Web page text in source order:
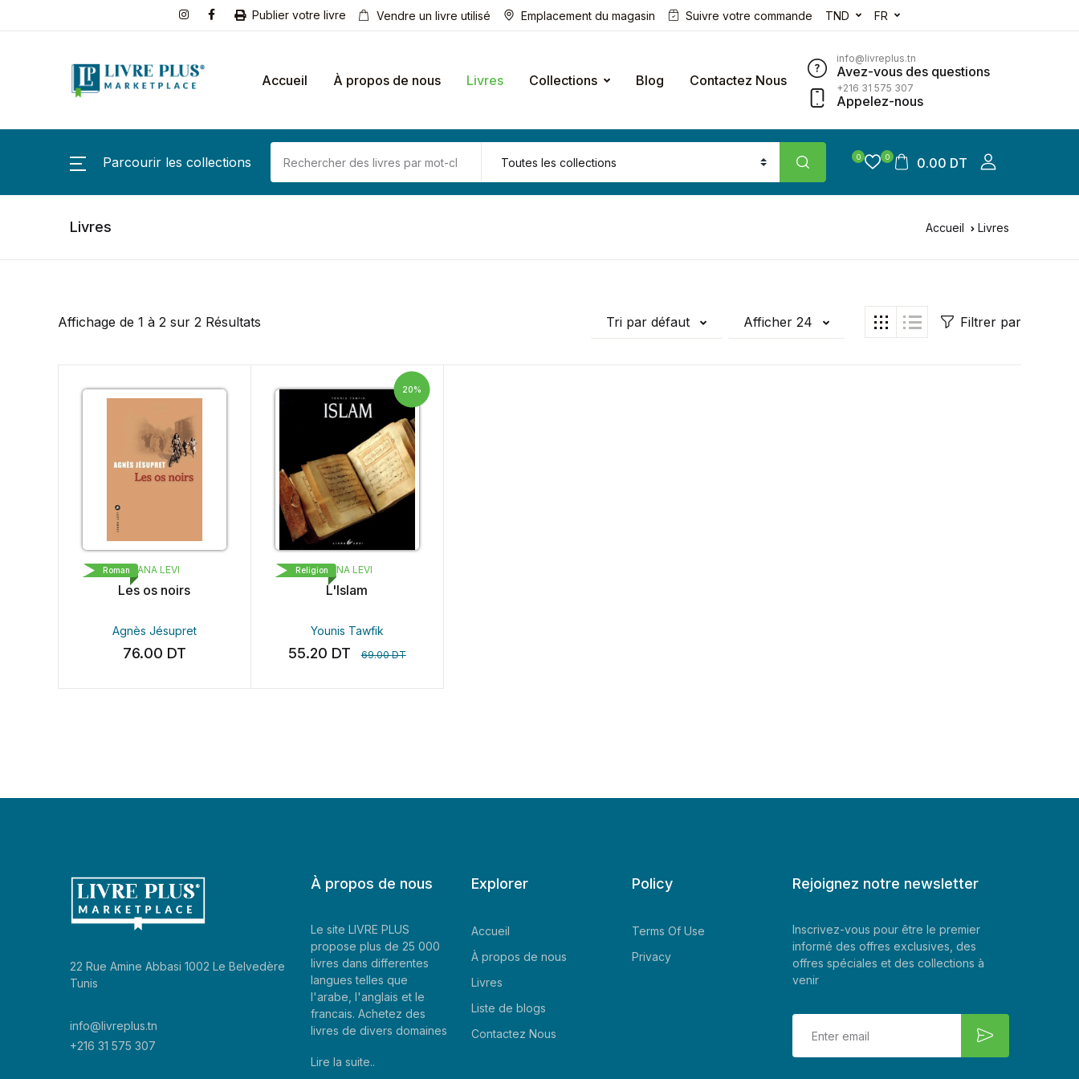
Publier votre livre Vendre un livre utilisé Emplacement du magasin Suivre votre commande TND FR
Accueil À propos de nous Livres Collections Blog Contactez Nous
info@livreplus.tn
Avez-vous des questions
+216 31 575 307
Appelez-nous
Parcourir les collections 0 0 0.00 DT
Livres Accueil Livres
Affichage de 1 à 2 sur 2 Résultats Tri par défaut Afficher 24 Filtrer par
LIANA LEVI
Les os noirs
Agnès Jésupret
76.00 DT
Roman
20%
LIANA LEVI
L'Islam
Younis Tawfik
55.20 DT 69.00DT
Religion
22 Rue Amine Abbasi 1002 Le Belvedère
Tunis
info@livreplus.tn
+216 31 575 307
À propos de nous
Le site LIVRE PLUS
propose plus de 25 000
livres dans differentes
langues telles que
l'arabe, l'anglais et le
francais. Achetez des
livres de divers domaines
Lire la suite..
Explorer
Accueil
À propos de nous
Livres
Liste de blogs
Contactez Nous
Policy
Terms Of Use
Privacy
Rejoignez notre newsletter
Inscrivez-vous pour être le premier
informé des offres exclusives, des
offres spéciales et des collections à
venir